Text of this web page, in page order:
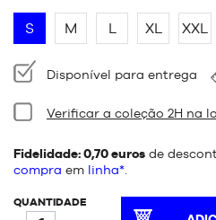
S M L XL XXL
Disponibilidade:
Disponível para entrega
Estado:
Nove
Verificar a coleção 2H na
Fidelidade: 0,70 euros de
compra em linha*
QUANTIDADE